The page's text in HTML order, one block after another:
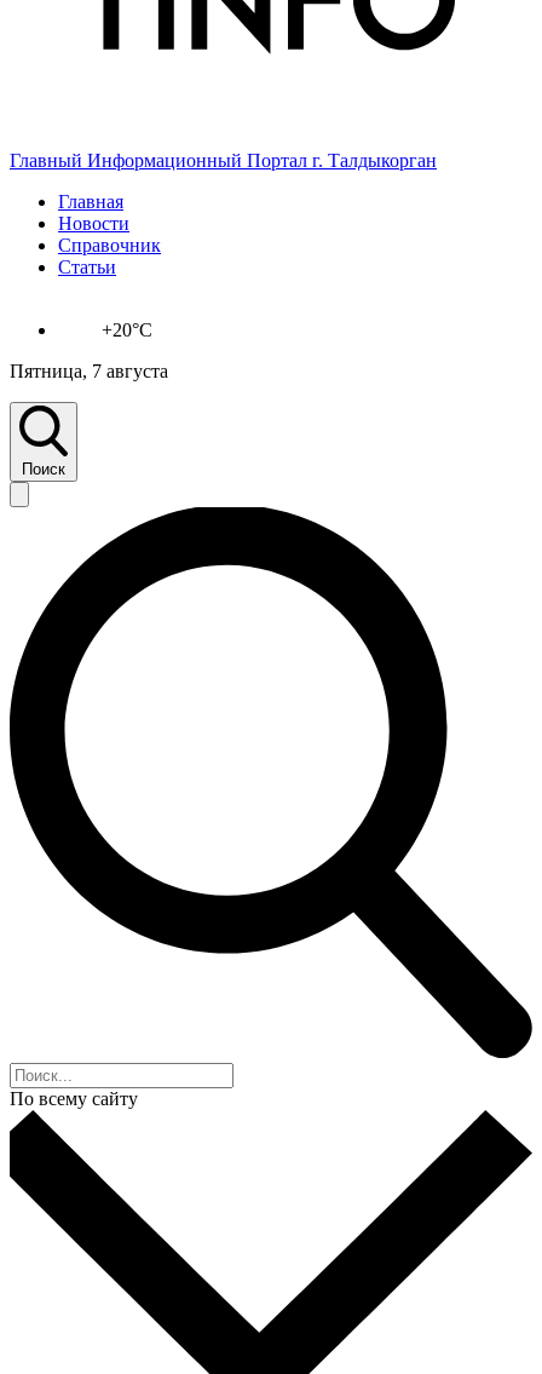
Главный Информационный Портал г. Талдыкорган
Главная
Новости
Справочник
Статьи
+20°C
Пятница, 7 августа
Поиск
По всему сайту